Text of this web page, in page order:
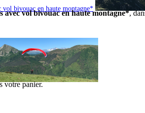
bivouac en haute montagne*
vol bivouac en haute montagne*,
votre panier.